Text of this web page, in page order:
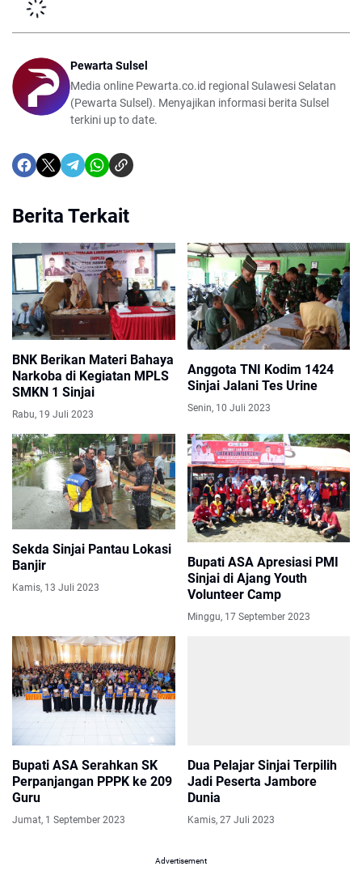
Pewarta Sulsel
Media online Pewarta.co.id regional Sulawesi Selatan
(Pewarta Sulsel). Menyajikan informasi berita Sulsel
terkini up to date.
Berita Terkait
BNK Berikan Materi Bahaya
Narkoba di Kegiatan MPLS
SMKN 1 Sinjai
Rabu, 19 Juli 2023
Anggota TNI Kodim 1424
Sinjai Jalani Tes Urine
Senin, 10 Juli 2023
Sekda Sinjai Pantau Lokasi
Banjir
Kamis, 13 Juli 2023
Bupati ASA Apresiasi PMI
Sinjai di Ajang Youth
Volunteer Camp
Minggu, 17 September 2023
Bupati ASA Serahkan SK
Perpanjangan PPPK ke 209
Guru
Jumat, 1 September 2023
Dua Pelajar Sinjai Terpilih
Jadi Peserta Jambore
Dunia
Kamis, 27 Juli 2023
Advertisement